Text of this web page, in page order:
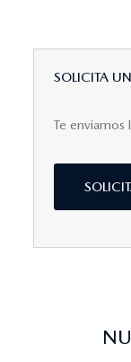
SOLICITA
Te enviamos